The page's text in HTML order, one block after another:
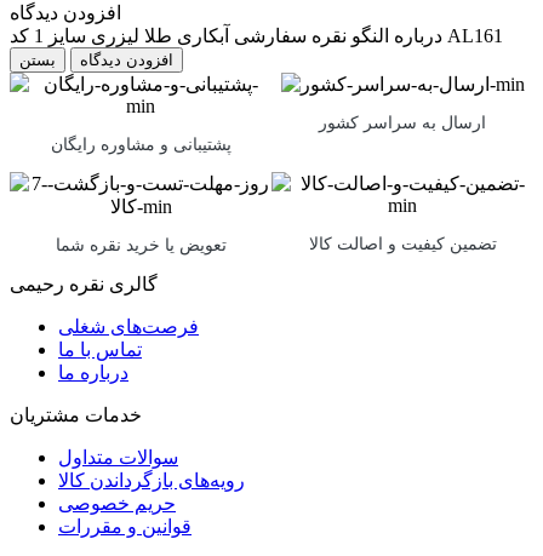
افزودن دیدگاه
درباره النگو نقره سفارشی آبکاری طلا لیزری سایز 1 کد AL161
بستن
پشتیبانی و مشاوره رایگان
ارسال به سراسر کشور
تعویض یا خرید نقره شما تضمین کیفیت و اصالت کالا
گالری نقره رحیمی
فرصت‌های شغلی
تماس با ما
درباره ما
خدمات مشتریان
سوالات متداول
رویه‌های بازگرداندن کالا
حریم خصوصی
قوانین و مقررات